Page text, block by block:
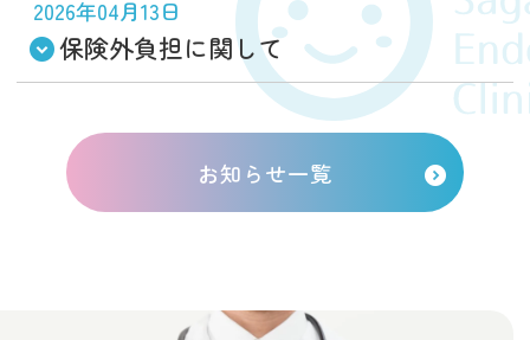
2026年04月13日
保険外負担に関して
お知らせ一覧